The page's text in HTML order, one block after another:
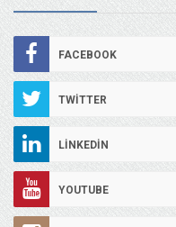
FACEBOOK
TWITTER
LINKEDIN
YOUTUBE